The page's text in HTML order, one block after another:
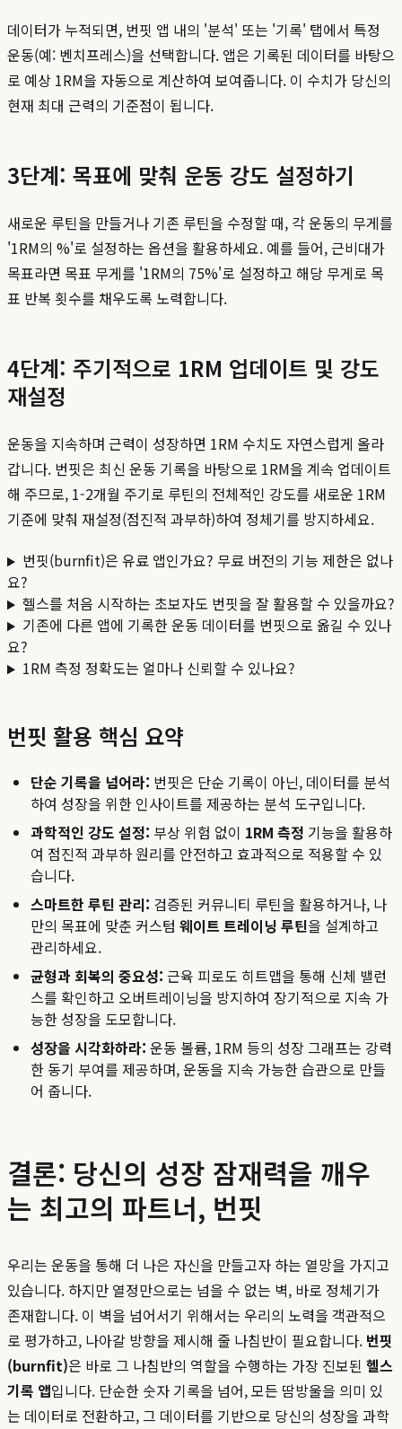
데이터가 누적되면, 번핏 앱 내의 '분석' 또는 '기록' 탭에서 특정
운동(예: 벤치프레스)을 선택합니다. 앱은 기록된 데이터를 바탕으
로 예상 1RM을 자동으로 계산하여 보여줍니다. 이 수치가 당신의
현재 최대 근력의 기준점이 됩니다.
3단계: 목표에 맞춰 운동 강도 설정하기
새로운 루틴을 만들거나 기존 루틴을 수정할 때, 각 운동의 무게를
'1RM의 %'로 설정하는 옵션을 활용하세요. 예를 들어, 근비대가
목표라면 목표 무게를 '1RM의 75%'로 설정하고 해당 무게로 목
표 반복 횟수를 채우도록 노력합니다.
4단계: 주기적으로 1RM 업데이트 및 강도
재설정
운동을 지속하며 근력이 성장하면 1RM 수치도 자연스럽게 올라
갑니다. 번핏은 최신 운동 기록을 바탕으로 1RM을 계속 업데이트
해 주므로, 1-2개월 주기로 루틴의 전체적인 강도를 새로운 1RM
기준에 맞춰 재설정(점진적 과부하)하여 정체기를 방지하세요.
번핏(burnfit)은 유료 앱인가요? 무료 버전의 기능 제한은 없나
요?
헬스를 처음 시작하는 초보자도 번핏을 잘 활용할 수 있을까요?
기존에 다른 앱에 기록한 운동 데이터를 번핏으로 옮길 수 있나
요?
1RM 측정 정확도는 얼마나 신뢰할 수 있나요?
번핏 활용 핵심 요약
단순 기록을 넘어라: 번핏은 단순 기록이 아닌, 데이터를 분석
하여 성장을 위한 인사이트를 제공하는 분석 도구입니다.
과학적인 강도 설정: 부상 위험 없이 1RM 측정 기능을 활용하
여 점진적 과부하 원리를 안전하고 효과적으로 적용할 수 있
습니다.
스마트한 루틴 관리: 검증된 커뮤니티 루틴을 활용하거나, 나
만의 목표에 맞춘 커스텀 웨이트 트레이닝 루틴을 설계하고
관리하세요.
균형과 회복의 중요성: 근육 피로도 히트맵을 통해 신체 밸런
스를 확인하고 오버트레이닝을 방지하여 장기적으로 지속 가
능한 성장을 도모합니다.
성장을 시각화하라: 운동 볼륨, 1RM 등의 성장 그래프는 강력
한 동기 부여를 제공하며, 운동을 지속 가능한 습관으로 만들
어 줍니다.
결론: 당신의 성장 잠재력을 깨우
는 최고의 파트너, 번핏
우리는 운동을 통해 더 나은 자신을 만들고자 하는 열망을 가지고
있습니다. 하지만 열정만으로는 넘을 수 없는 벽, 바로 정체기가
존재합니다. 이 벽을 넘어서기 위해서는 우리의 노력을 객관적으
로 평가하고, 나아갈 방향을 제시해 줄 나침반이 필요합니다. 번핏
(burnfit)은 바로 그 나침반의 역할을 수행하는 가장 진보된 헬스
기록 앱입니다. 단순한 숫자 기록을 넘어, 모든 땀방울을 의미 있
는 데이터로 전환하고, 그 데이터를 기반으로 당신의 성장을 과학